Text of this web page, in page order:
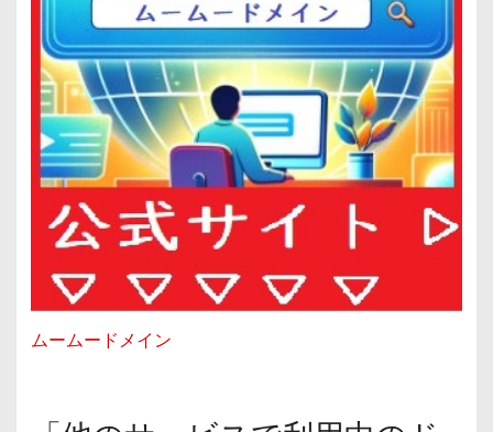
ムームードメイン